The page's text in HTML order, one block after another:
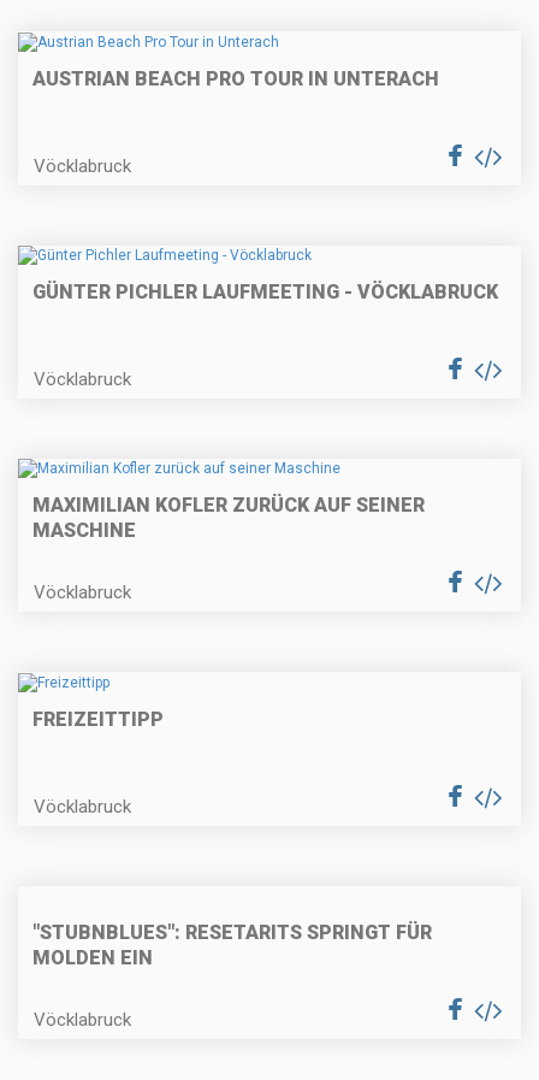
AUSTRIAN BEACH PRO TOUR IN UNTERACH
Vöcklabruck
GÜNTER PICHLER LAUFMEETING - VÖCKLABRUCK
Vöcklabruck
MAXIMILIAN KOFLER ZURÜCK AUF SEINER
MASCHINE
Vöcklabruck
FREIZEITTIPP
Vöcklabruck
"STUBNBLUES": RESETARITS SPRINGT FÜR
MOLDEN EIN
Vöcklabruck